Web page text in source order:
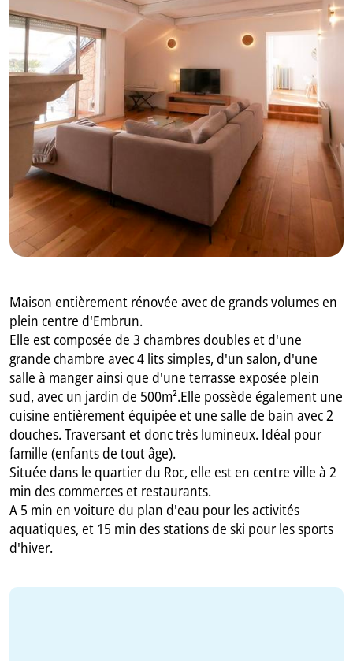
FR
IT
Maison entièrement rénovée avec de grands volumes en
plein centre d'Embrun.
Elle est composée de 3 chambres doubles et d'une
grande chambre avec 4 lits simples, d'un salon, d'une
salle à manger ainsi que d'une terrasse exposée plein
sud, avec un jardin de 500m².Elle possède également une
cuisine entièrement équipée et une salle de bain avec 2
douches. Traversant et donc très lumineux. Idéal pour
famille (enfants de tout âge).
Située dans le quartier du Roc, elle est en centre ville à 2
min des commerces et restaurants.
A 5 min en voiture du plan d'eau pour les activités
aquatiques, et 15 min des stations de ski pour les sports
d'hiver.